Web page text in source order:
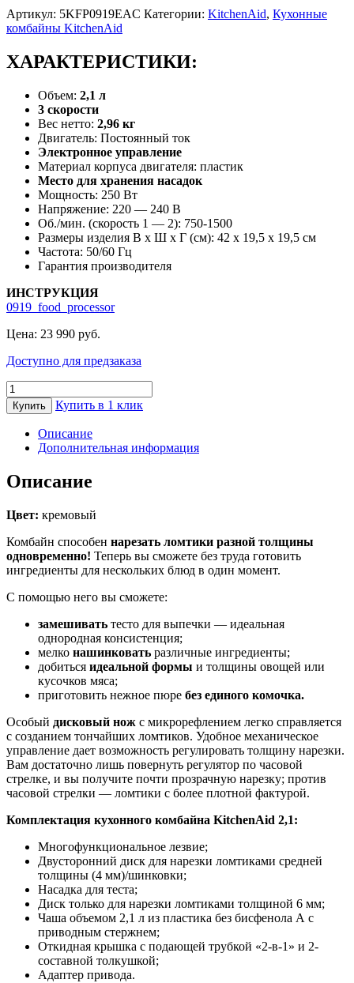
Артикул: 5KFP0919EAC Категории: KitchenAid, Кухонные
комбайны KitchenAid
ХАРАКТЕРИСТИКИ:
Объем: 2,1 л
3 скорости
Вес нетто: 2,96 кг
Двигатель: Постоянный ток
Электронное управление
Материал корпуса двигателя: пластик
Место для хранения насадок
Мощность: 250 Вт
Напряжение: 220 — 240 В
Об./мин. (скорость 1 — 2): 750-1500
Размеры изделия В х Ш x Г (см): 42 x 19,5 x 19,5 см
Частота: 50/60 Гц
Гарантия производителя
ИНСТРУКЦИЯ
0919_food_processor
Цена: 23 990 руб.
Доступно для предзаказа
Количество
товара
Комбайн
кухонный
KitchenAid
л,
5KFP0919EAC
Купить Купить в 1 клик
Описание
Дополнительная информация
Описание
Цвет: кремовый
Комбайн способен нарезать ломтики разной толщины
одновременно! Теперь вы сможете без труда готовить
ингредиенты для нескольких блюд в один момент.
С помощью него вы сможете:
замешивать тесто для выпечки — идеальная
однородная консистенция;
мелко нашинковать различные ингредиенты;
добиться идеальной формы и толщины овощей или
кусочков мяса;
приготовить нежное пюре без единого комочка.
Особый дисковый нож с микрорефлением легко справляется
с созданием тончайших ломтиков. Удобное механическое
управление дает возможность регулировать толщину нарезки.
Вам достаточно лишь повернуть регулятор по часовой
стрелке, и вы получите почти прозрачную нарезку; против
часовой стрелки — ломтики с более плотной фактурой.
Комплектация кухонного комбайна KitchenAid 2,1:
Многофункциональное лезвие;
Двусторонний диск для нарезки ломтиками средней
толщины (4 мм)/шинковки;
Насадка для теста;
Диск только для нарезки ломтиками толщиной 6 мм;
Чаша объемом 2,1 л из пластика без бисфенола А с
приводным стержнем;
Откидная крышка с подающей трубкой «2-в-1» и 2-
составной толкушкой;
Адаптер привода.